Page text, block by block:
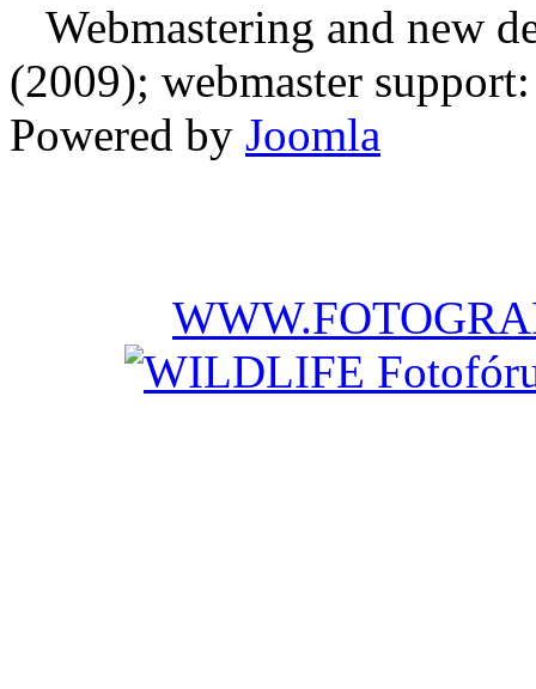
Webmastering and new
(2009); webmaster
Powered by Joomla